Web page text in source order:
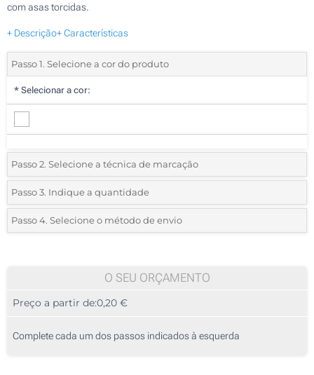
com asas torcidas.
+ Descrição+ Características
Passo 1. Selecione a cor do produto
* Selecionar a cor:
Passo 2. Selecione a técnica de marcação
*Selecione o tipo de marcação e as cores do logotipo:
1 Cor (Num lado)
Passo 3. Indique a quantidade
*Quantidade mínima:50
100
250
Passo 4. Selecione o método de envio
O SEU ORÇAMENTO
Preço a partir de:0,20 €
Complete cada um dos passos indicados à esquerda